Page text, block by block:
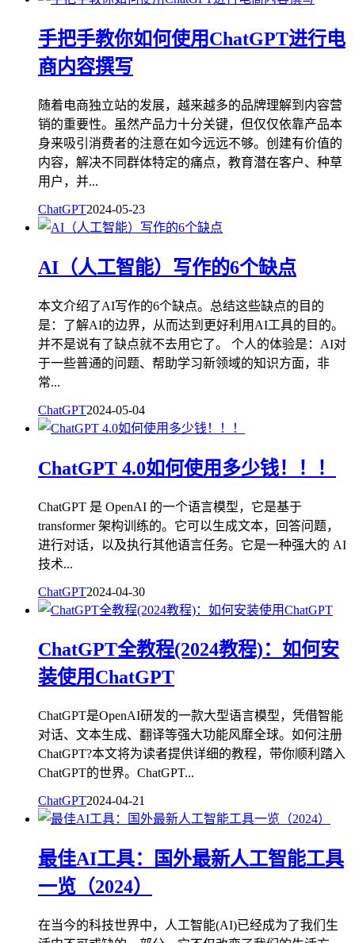
手把手教你如何使用ChatGPT进行电
商内容撰写
随着电商独立站的发展，越来越多的品牌理解到内容营
销的重要性。虽然产品力十分关键，但仅仅依靠产品本
身来吸引消费者的注意在如今远远不够。创建有价值的
内容，解决不同群体特定的痛点，教育潜在客户、种草
用户，并...
ChatGPT2024-05-23
AI（人工智能）写作的6个缺点
本文介绍了AI写作的6个缺点。总结这些缺点的目的
是：了解AI的边界，从而达到更好利用AI工具的目的。
并不是说有了缺点就不去用它了。 个人的体验是：AI对
于一些普通的问题、帮助学习新领域的知识方面，非
常...
ChatGPT2024-05-04
ChatGPT 4.0如何使用多少钱！！！
ChatGPT 是 OpenAI 的一个语言模型，它是基于
transformer 架构训练的。它可以生成文本，回答问题，
进行对话，以及执行其他语言任务。它是一种强大的 AI
技术...
ChatGPT2024-04-30
ChatGPT全教程(2024教程)：如何安
装使用ChatGPT
ChatGPT是OpenAI研发的一款大型语言模型，凭借智能
对话、文本生成、翻译等强大功能风靡全球。如何注册
ChatGPT?本文将为读者提供详细的教程，带你顺利踏入
ChatGPT的世界。ChatGPT...
ChatGPT2024-04-21
最佳AI工具：国外最新人工智能工具
一览（2024）
在当今的科技世界中，人工智能(AI)已经成为了我们生